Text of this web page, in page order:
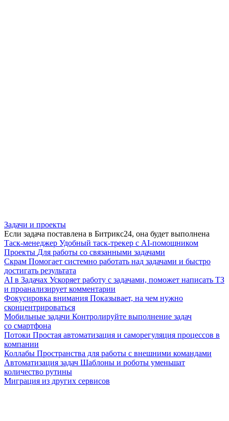
Задачи и проекты
Если задача поставлена в Битрикс24, она будет выполнена
Таск-менеджер Удобный таск-трекер с AI-помощником
Проекты Для работы со связанными задачами
Скрам Помогает системно работать над задачами и быстро
достигать результата
AI в Задачах Ускоряет работу с задачами, поможет написать ТЗ
и проанализирует комментарии
Фокусировка внимания Показывает, на чем нужно
сконцентрироваться
Мобильные задачи Контролируйте выполнение задач
со смартфона
Потоки Простая автоматизация и саморегуляция процессов в
компании
Коллабы Пространства для работы с внешними командами
Автоматизация задач Шаблоны и роботы уменьшат
количество рутины
Миграция из других сервисов